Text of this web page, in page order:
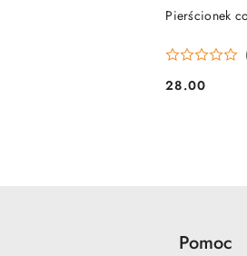
Pierścionek
Cena:
28.00
Pomoc